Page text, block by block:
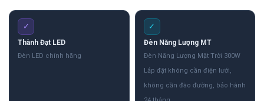
✓
Thành Đạt LED
Đèn LED chính hãng
✓
Đèn Năng Lượng MT
Đèn Năng Lượng Mặt Trời 300W
Lắp đặt không cần điện lưới,
không cần đào đường, bảo hành